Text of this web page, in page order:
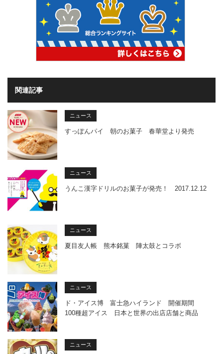
関連記事
ニュース
すっぽんパイ 朝のお菓子 春華堂より発売
ニュース
うんこ漢字ドリルのお菓子が発売！ 2017.12.12
ニュース
夏目友人帳 熊本銘菓 陣太鼓とコラボ
ニュース
ド・アイス博 富士急ハイランド 開催期間
100種超アイス 日本と世界の出店店舗と商品
ニュース